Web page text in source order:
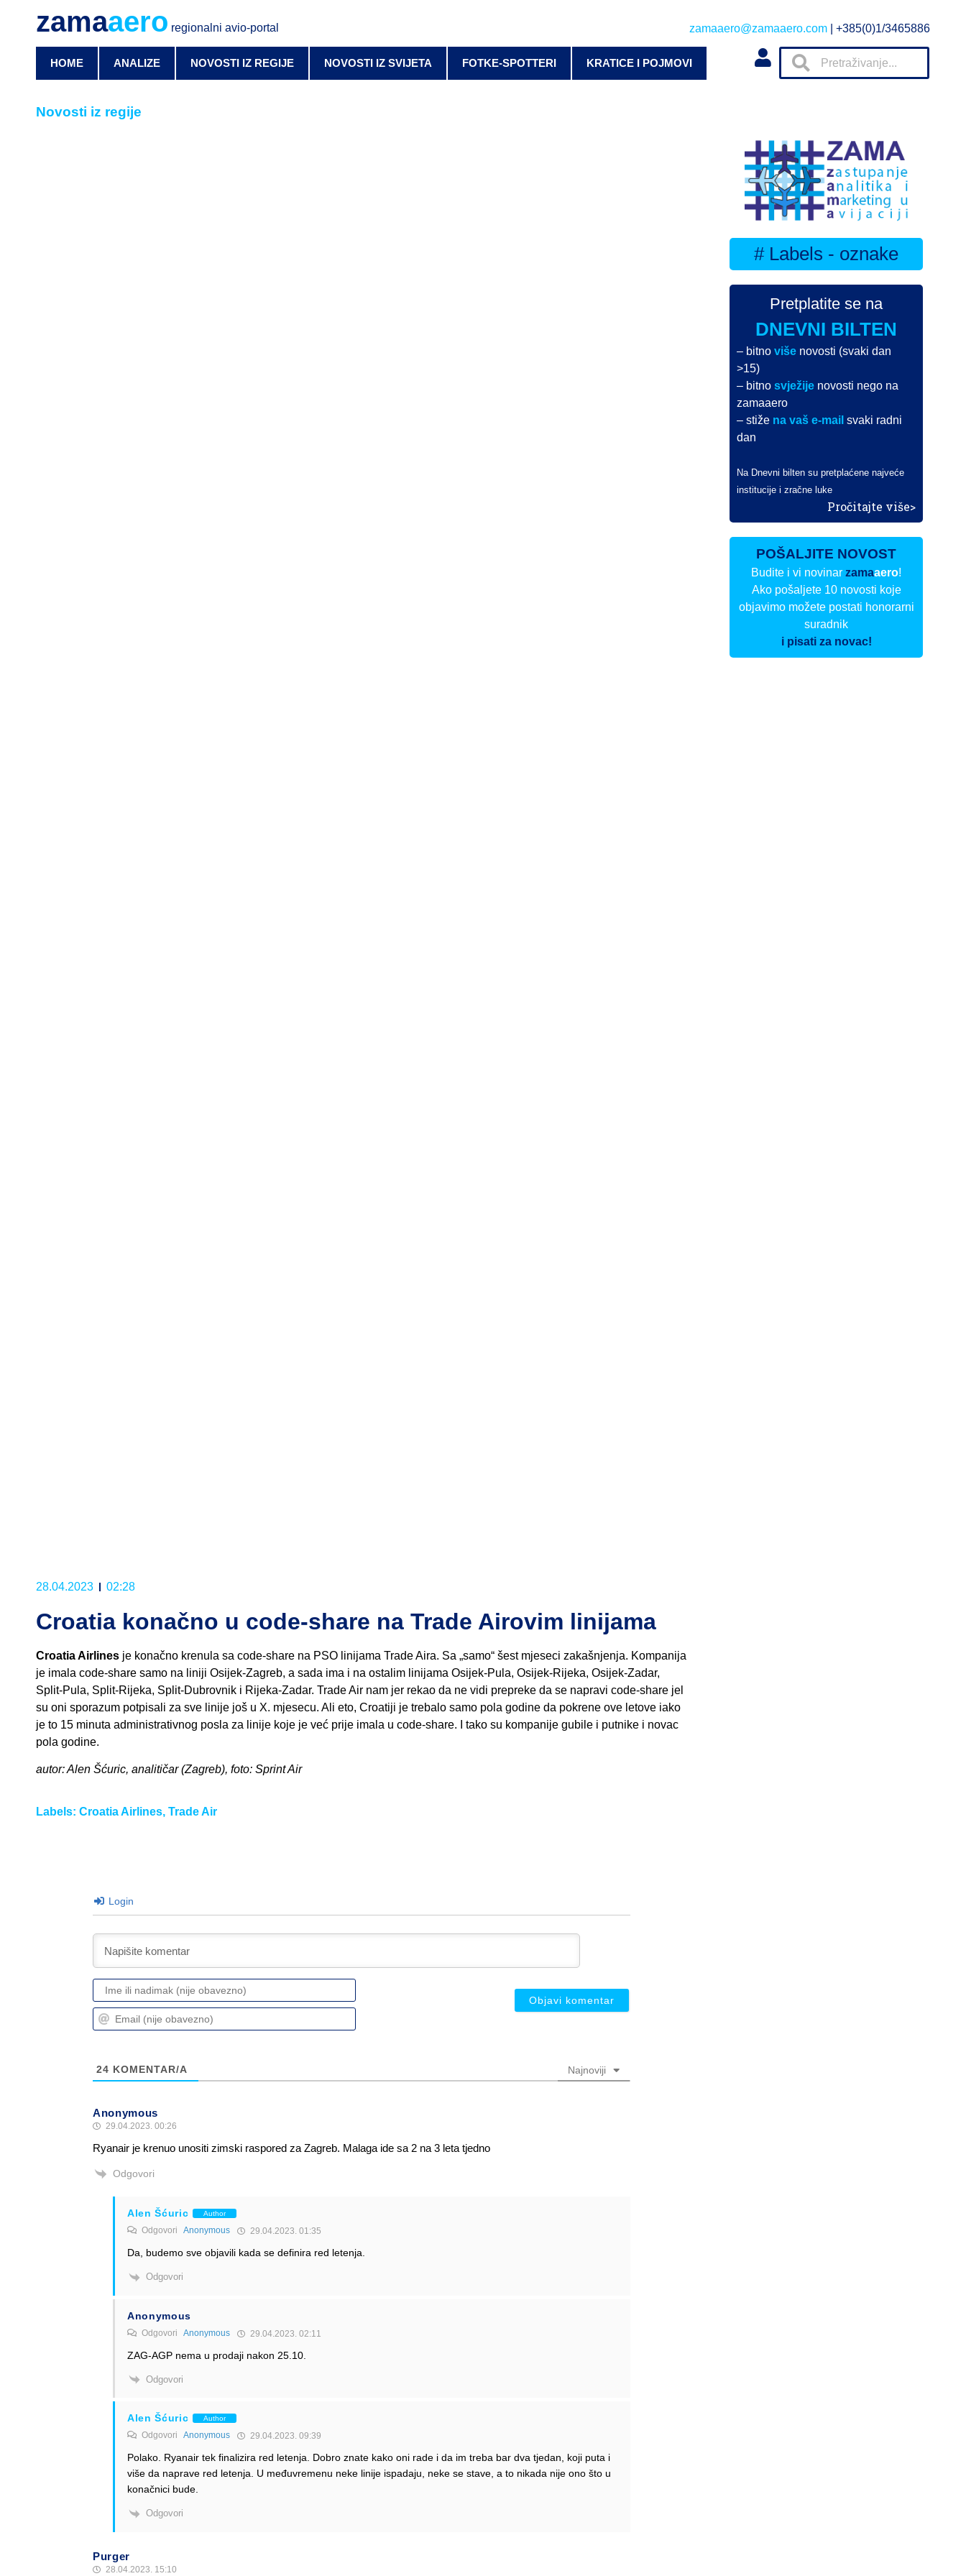
zamaaero regionalni avio-portal zamaaero@zamaaero.com | +385(0)1/3465886
HOME ANALIZE NOVOSTI IZ REGIJE NOVOSTI IZ SVIJETA FOTKE-SPOTTERI KRATICE I POJMOVI
Novosti iz regije
28.04.2023 02:28
Croatia konačno u code-share na Trade Airovim linijama
Croatia Airlines je konačno krenula sa code-share na PSO linijama Trade Aira. Sa „samo“ šest mjeseci zakašnjenja. Kompanija
je imala code-share samo na liniji Osijek-Zagreb, a sada ima i na ostalim linijama Osijek-Pula, Osijek-Rijeka, Osijek-Zadar,
Split-Pula, Split-Rijeka, Split-Dubrovnik i Rijeka-Zadar. Trade Air nam jer rekao da ne vidi prepreke da se napravi code-share jel
su oni sporazum potpisali za sve linije još u X. mjesecu. Ali eto, Croatiji je trebalo samo pola godine da pokrene ove letove iako
je to 15 minuta administrativnog posla za linije koje je već prije imala u code-share. I tako su kompanije gubile i putnike i novac
pola godine.
autor: Alen Šćuric, analitičar (Zagreb), foto: Sprint Air
Labels: Croatia Airlines, Trade Air
Login
Ime
ili
nadimak
Email
(nije
24 KOMENTAR/A Najnoviji
Anonymous
29.04.2023. 00:26
Ryanair je krenuo unositi zimski raspored za Zagreb. Malaga ide sa 2 na 3 leta tjedno
Odgovori
Alen Šćuric Author
Odgovori Anonymous 29.04.2023. 01:35
Da, budemo sve objavili kada se definira red letenja.
Odgovori
Anonymous
Odgovori Anonymous 29.04.2023. 02:11
ZAG-AGP nema u prodaji nakon 25.10.
Odgovori
Alen Šćuric Author
Odgovori Anonymous 29.04.2023. 09:39
Polako. Ryanair tek finalizira red letenja. Dobro znate kako oni rade i da im treba bar dva tjedan, koji puta i
više da naprave red letenja. U međuvremenu neke linije ispadaju, neke se stave, a to nikada nije ono što u
konačnici bude.
Odgovori
Purger
28.04.2023. 15:10
# Labels - oznake
Pretplatite se na
DNEVNI BILTEN
– bitnoviše novosti (svaki dan
>15)
– bitnosvježije novosti nego na
zamaaero
– stiže na vaš e-mail svaki radni
dan
Na Dnevni bilten su pretplaćene najveće
institucije i zračne luke
Pročitajte više>
POŠALJITE NOVOST
Budite i vi novinarzamaaero!
Ako pošaljete 10 novosti koje
objavimo možete postati honorarni
suradnik
i pisati za novac!